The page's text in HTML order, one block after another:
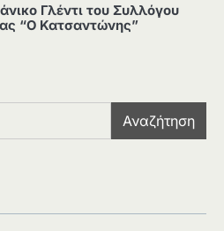
Γλέντι του Συλλόγου
“Ο Κατσαντώνης”
Αναζήτηση